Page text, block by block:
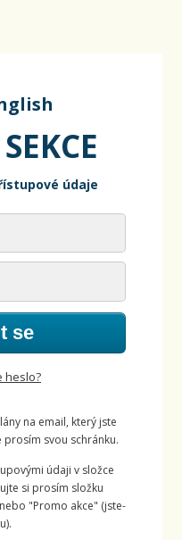
údaje
se
heslo?
na email, který jste
svou schránku.
údaji v složce
si prosím složku
"Promo akce" (jste-